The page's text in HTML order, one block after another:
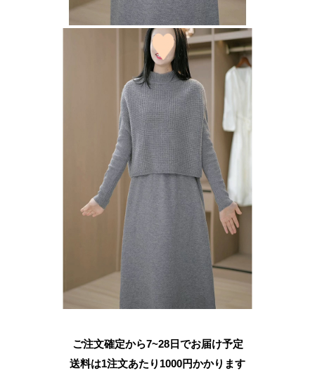
ご注文確定から7~28日でお届け予定
送料は1注文あたり 1000円かかります